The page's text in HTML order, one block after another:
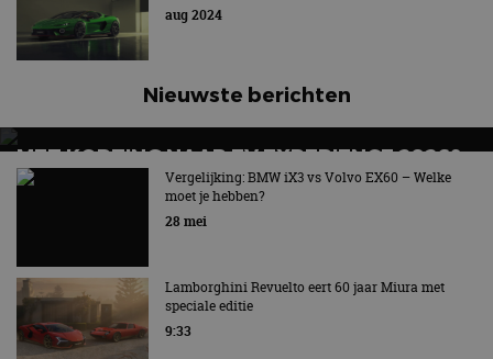
aug 2024
Nieuwste berichten
MET KORTING NAAR EV EXPERIENCE 2026?
AUTORAI REGELT HET!
EV Experience 2026 van 24 tot 26 september
Vergelijking: BMW iX3 vs Volvo EX60 – Welke
moet je hebben?
28 mei
Lamborghini Revuelto eert 60 jaar Miura met
speciale editie
9:33